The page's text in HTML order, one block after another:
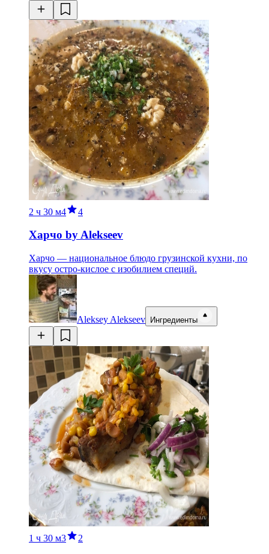
2 ч 30 м4 4
Харчо by Alekseev
Харчо — национальное блюдо грузинской кухни, по
вкусу остро-кислое с изобилием специй.
Aleksey Alekseev Ингредиенты
1 ч 30 м3 2